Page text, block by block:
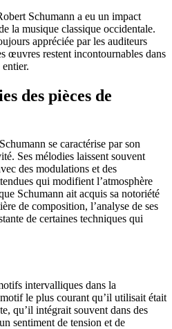
Schumann a eu un impact
la musique classique occidentale.
appréciée par les auditeurs
œuvres restent incontournables dans
des pièces de
se caractérise par son
Ses mélodies laissent souvent
des modulations et des
qui modifient l’atmosphère
Schumann ait acquis sa notoriété
de composition, l’analyse de ses
de certaines techniques qui
intervalliques dans la
le plus courant qu’il utilisait était
qu’il intégrait souvent dans des
sentiment de tension et de